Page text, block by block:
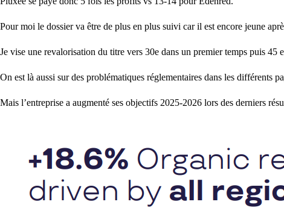
Pour moi le dossier va être de plus en plus suivi car il est encore jeune
Je vise une revalorisation du titre vers 30e dans un premier temps puis 45
On est là aussi sur des problématiques réglementaires dans les différents
Mais l’entreprise a augmenté ses objectifs 2025-2026 lors des derniers